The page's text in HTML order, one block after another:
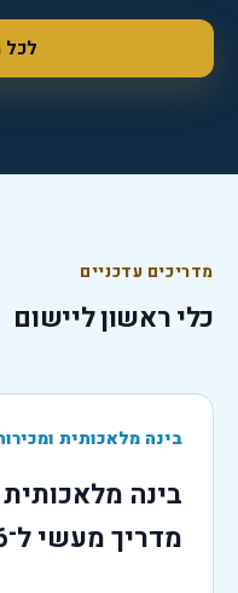
לכל
מדריכים עדכניים
כלי ראשון ליישום
בינה מלאכותית
בינה
מדריך מעשי ל־2026